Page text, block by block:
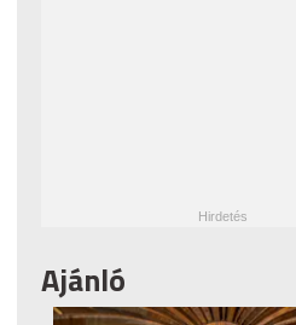
Ajánló